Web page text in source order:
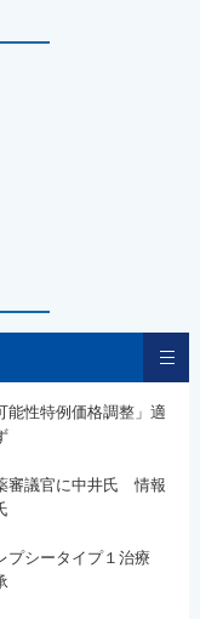
性特例価格調整」適
審議官に中井氏 情報
シータイプ１治療